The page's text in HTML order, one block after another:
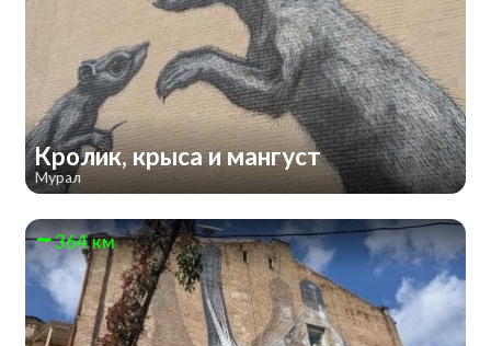
Кролик, крыса и мангуст
Мурал
364 км